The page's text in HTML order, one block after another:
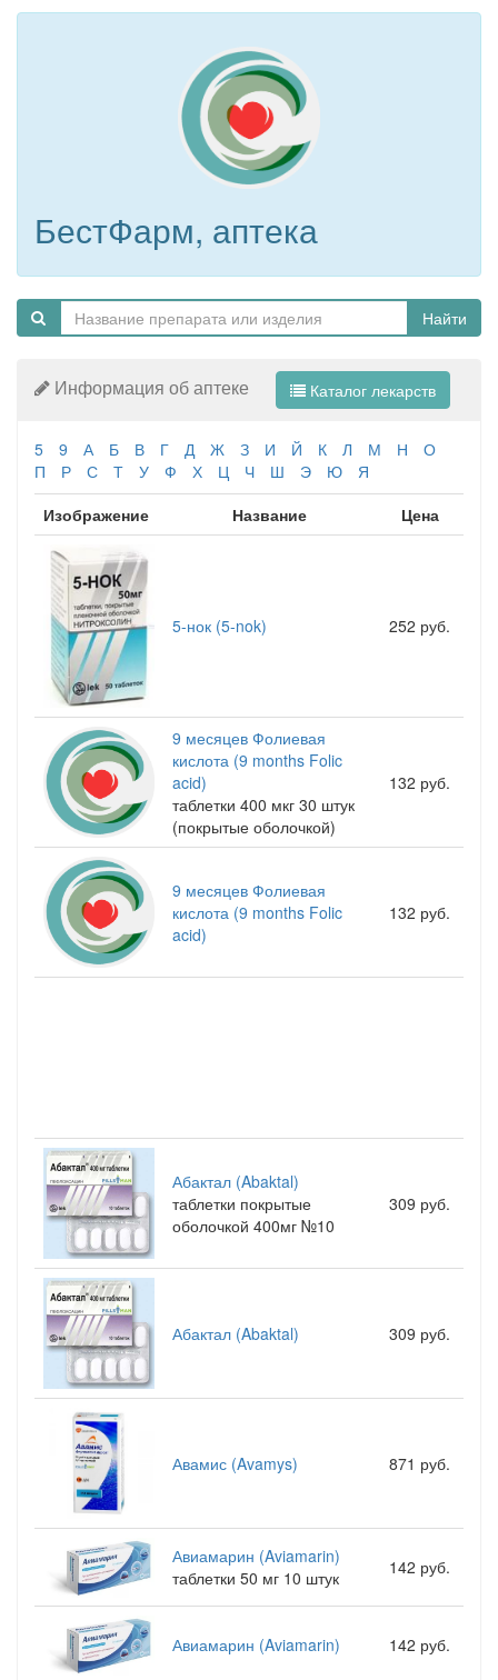
БестФарм, аптека
Найти
Информация об аптеке Каталог лекарств
5 9 А Б В Г Д Ж З И Й К Л М Н
О
П
Р С Т У Ф Х Ц Ч Ш Э Ю
Я
Изображение
Название Цена
5-нок (5-nok) 252 руб.
9 месяцев Фолиевая
кислота (9 months Folic
acid)
таблетки 400 мкг 30 штук
(покрытые оболочкой)
132 руб.
9 месяцев Фолиевая
кислота (9 months Folic
acid)
132 руб.
Абактал (Abaktal)
таблетки покрытые
оболочкой 400мг №10
309 руб.
Абактал (Abaktal) 309 руб.
Авамис (Avamys) 871 руб.
Авиамарин (Aviamarin)
таблетки 50 мг 10 штук
142 руб.
Авиамарин (Aviamarin) 142 руб.